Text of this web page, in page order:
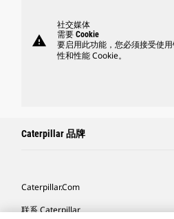
warning
社交媒体
需要 Cookie
要启用此功能，您必须接受使
性和性能 Cookie。
Caterpillar 品牌
Caterpillar.com
联系 Caterpillar